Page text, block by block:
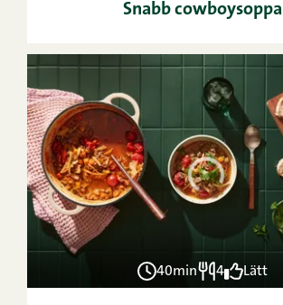
Snabb cowboysoppa
40min 4 Lätt